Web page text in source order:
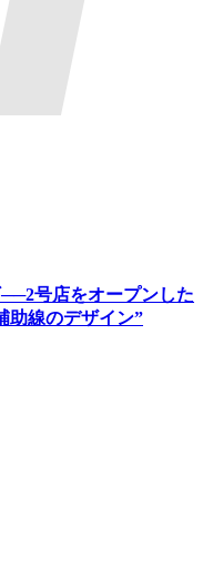
号店をオープンした
助線のデザイン”